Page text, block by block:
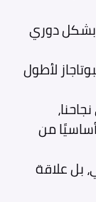
بشكل دوري
لأطول
من
بل علاقة